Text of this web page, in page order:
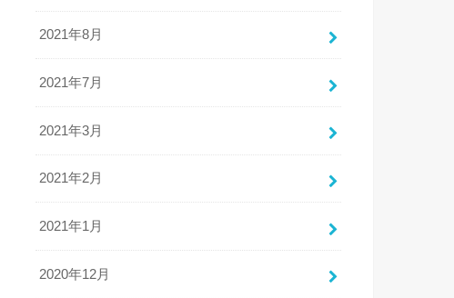
2021年8月
2021年7月
2021年3月
2021年2月
2021年1月
2020年12月